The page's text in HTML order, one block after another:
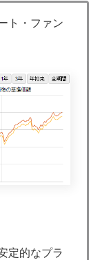
ト・ファン
定的なプラ